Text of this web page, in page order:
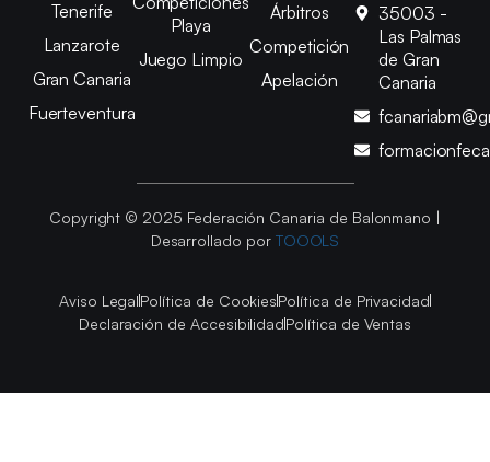
Tenerife
Lanzarote
Gran Canaria
Fuerteventura
Playa
Juego Limpio
Árbitros
Competición
Apelación
35003 -
Las Palmas
de Gran
Canaria
Copyright © 2025 Federación Canaria de Balonmano |
Desarrollado por TOOOLS
Aviso LegalPolítica de CookiesPolítica de Privacidad
Declaración de AccesibilidadPolítica de Ventas